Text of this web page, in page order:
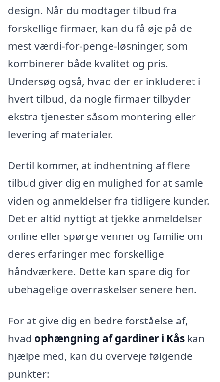
design. Når du modtager tilbud fra
forskellige firmaer, kan du få øje på de
mest værdi-for-penge-løsninger, som
kombinerer både kvalitet og pris.
Undersøg også, hvad der er inkluderet i
hvert tilbud, da nogle firmaer tilbyder
ekstra tjenester såsom montering eller
levering af materialer.
Dertil kommer, at indhentning af flere
tilbud giver dig en mulighed for at samle
viden og anmeldelser fra tidligere kunder.
Det er altid nyttigt at tjekke anmeldelser
online eller spørge venner og familie om
deres erfaringer med forskellige
håndværkere. Dette kan spare dig for
ubehagelige overraskelser senere hen.
For at give dig en bedre forståelse af,
hvad ophængning af gardiner i Kås kan
hjælpe med, kan du overveje følgende
punkter: